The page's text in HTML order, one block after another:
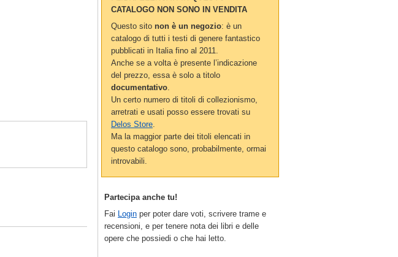
CATALOGO NON SONO IN VENDITA
Questo sito non è un negozio: è un
catalogo di tutti i testi di genere fantastico
pubblicati in Italia fino al 2011.
Anche se a volta è presente l’indicazione
del prezzo, essa è solo a titolo
documentativo
Un certo numero di titoli di collezionismo,
arretrati e usati posso essere trovati su
Delos Store
Ma la maggior parte dei titoli elencati in
questo catalogo sono, probabilmente, ormai
introvabili.
Partecipa anche tu!
Fai Login per poter dare voti, scrivere trame e
recensioni, e per tenere nota dei libri e delle
opere che possiedi o che hai letto.